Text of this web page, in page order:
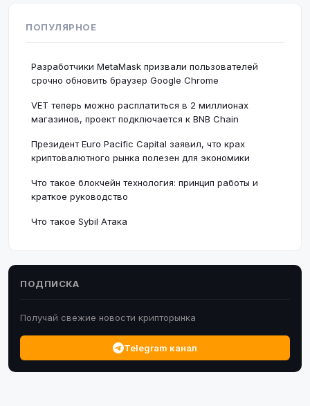
ПОПУЛЯРНОЕ
Разработчики MetaMask призвали пользователей
срочно обновить браузер Google Chrome
VET теперь можно расплатиться в 2 миллионах
магазинов, проект подключается к BNB Chain
Президент Euro Pacific Capital заявил, что крах
криптовалютного рынка полезен для экономики
Что такое блокчейн технология: принцип работы и
краткое руководство
Что такое Sybil Атака
ПОДПИСКА
Получай свежие новости крипторынка
Telegram канал